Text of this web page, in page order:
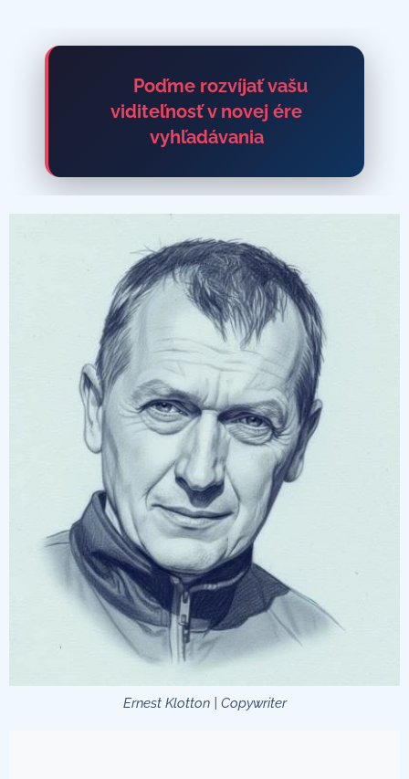
🚀 Poďme rozvíjať vašu
viditeľnosť v novej ére
vyhľadávania
Ernest Klotton | Copywriter